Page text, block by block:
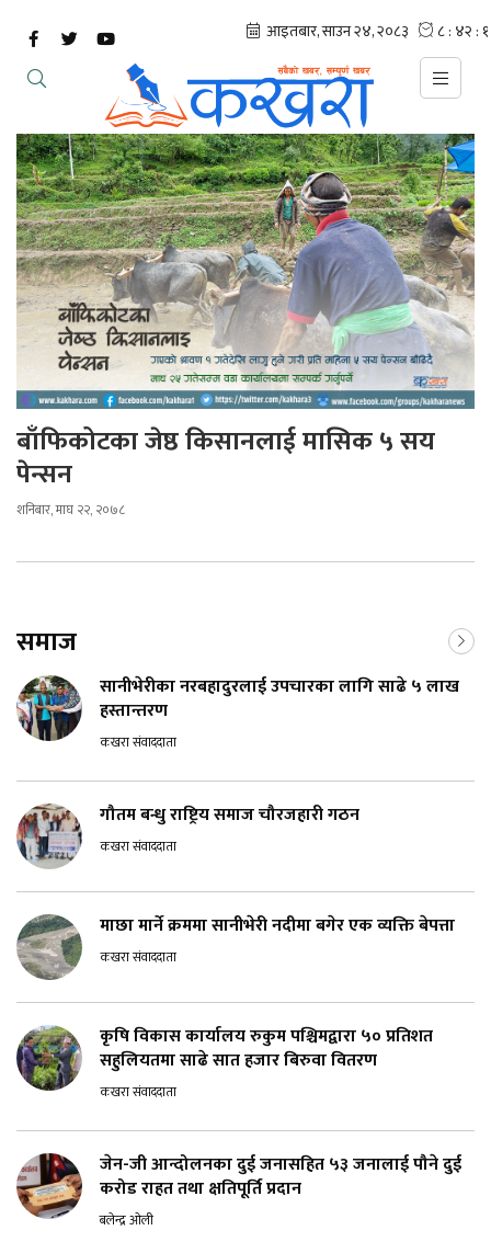
बाँफिकोटका जेष्ठ किसानलाई मासिक ५ सय
पेन्सन
शनिबार, माघ २२, २०७८
समाज
सानीभेरीका नरबहादुरलाई उपचारका लागि साढे ५ लाख
हस्तान्तरण
कखरा संवाददाता
गौतम बन्धु राष्ट्रिय समाज चौरजहारी गठन
कखरा संवाददाता
माछा मार्ने क्रममा सानीभेरी नदीमा बगेर एक व्यक्ति बेपत्ता
कखरा संवाददाता
कृषि विकास कार्यालय रुकुम पश्चिमद्वारा ५० प्रतिशत
सहुलियतमा साढे सात हजार बिरुवा वितरण
कखरा संवाददाता
जेन-जी आन्दोलनका दुई जनासहित ५३ जनालाई पौने दुई
करोड राहत तथा क्षतिपूर्ति प्रदान
बलेन्द्र ओली